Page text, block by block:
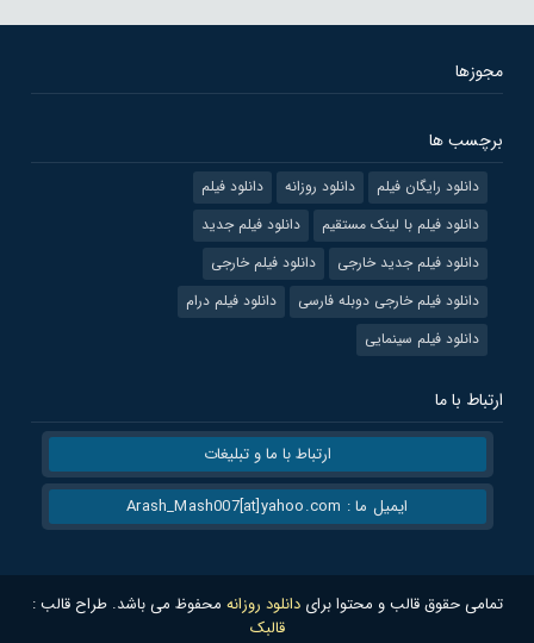
مجوزها
برچسب ها
دانلود رایگان فیلم دانلود روزانه
دانلود فیلم
دانلود فیلم با لینک مستقیم
دانلود فیلم جدید
دانلود فیلم جدید خارجی
دانلود فیلم خارجی
دانلود فیلم خارجی دوبله فارسی
دانلود فیلم درام
دانلود فیلم سینمایی
ارتباط با ما
ارتباط با ما و تبلیغات
ایمیل ما : Arash_Mash007[at]yahoo.com
تمامی حقوق قالب و محتوا برایدانلود روزانه محفوظ می باشد. طراح قالب :
قالبک